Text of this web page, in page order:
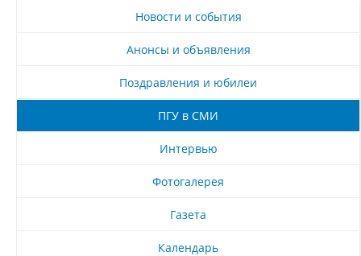
Новости и события
Анонсы и объявления
Поздравления и юбилеи
ПГУ в СМИ
Интервью
Фотогалерея
Газета
Календарь